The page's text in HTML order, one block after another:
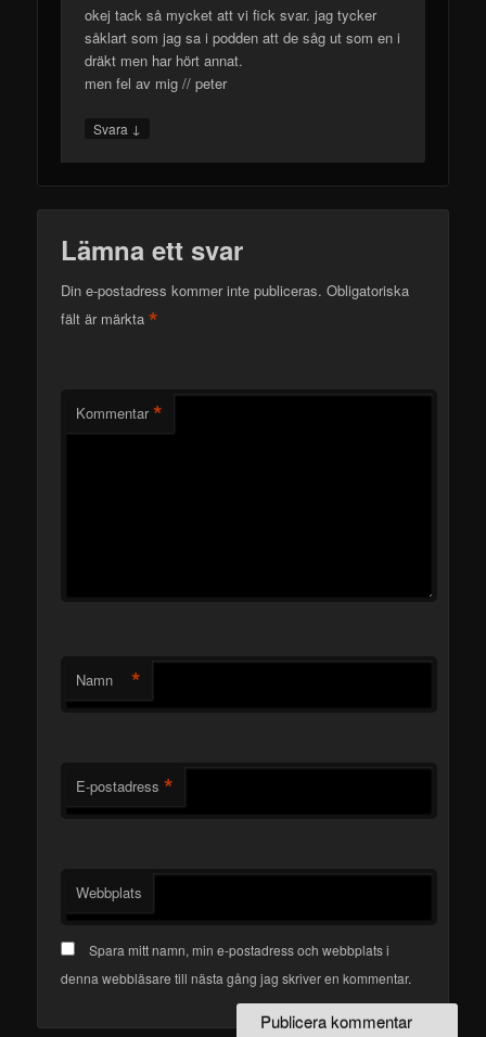
okej tack så mycket att vi fick svar. jag tycker
såklart som jag sa i podden att de såg ut som en i
dräkt men har hört annat.
men fel av mig // peter
Svara ↓
Lämna ett svar
Din e-postadress kommer inte publiceras. Obligatoriska
fält är märkta*
Kommentar *
Namn *
E-postadress *
Webbplats
Spara mitt namn, min e-postadress och webbplats i
denna webbläsare till nästa gång jag skriver en kommentar.